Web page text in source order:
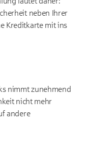
neben Ihrer
Kreditkarte mit ins
nimmt zunehmend
nicht mehr
andere